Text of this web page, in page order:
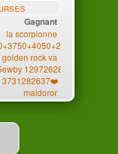
Gagnant
la scorpionne
golden rock va
12972628
3731282637❤️
maldoror